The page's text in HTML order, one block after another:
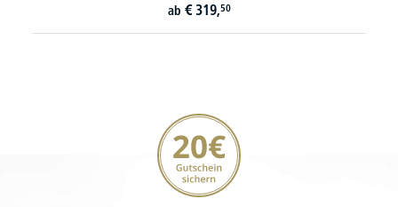
ab € 319,50
20€ Gutschein sichern